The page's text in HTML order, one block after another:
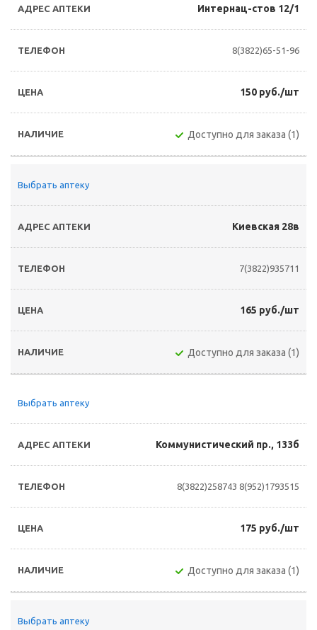
Интернац-стов 12/1
8(3822)65-51-96
150 руб./шт
Доступно для заказа (1)
Выбрать аптеку
Киевская 28в
7(3822)935711
165 руб./шт
Доступно для заказа (1)
Выбрать аптеку
Коммунистический пр., 133б
8(3822)258743 8(952)1793515
175 руб./шт
Доступно для заказа (1)
Выбрать аптеку